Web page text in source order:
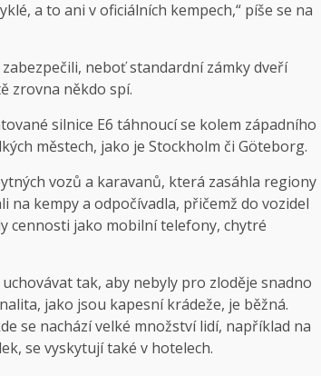
a to ani v oficiálních kempech,“ píše se na
neboť standardní zámky dveří
zrovna někdo spí.
silnice E6 táhnoucí se kolem západního
městech, jako je Stockholm či Göteborg.
vozů a karavanů, která zasáhla regiony
na kempy a odpočívadla, přičemž do vozidel
cennosti jako mobilní telefony, chytré
tak, aby nebyly pro zloděje snadno
jako jsou kapesní krádeže, je běžná.
se nachází velké množství lidí, například na
se vyskytují také v hotelech.